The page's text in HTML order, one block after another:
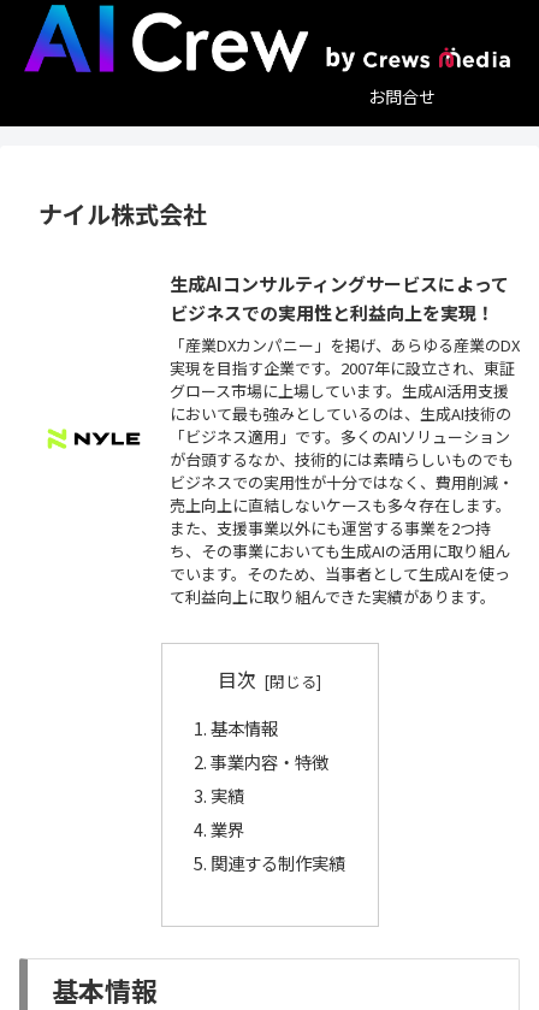
お問合せ
ナイル株式会社
生成AIコンサルティングサービスによって
ビジネスでの実用性と利益向上を実現！
「産業DXカンパニー」を掲げ、あらゆる産業のDX
実現を目指す企業です。2007年に設立され、東証
グロース市場に上場しています。生成AI活用支援
において最も強みとしているのは、生成AI技術の
「ビジネス適用」です。多くのAIソリューション
が台頭するなか、技術的には素晴らしいものでも
ビジネスでの実用性が十分ではなく、費用削減・
売上向上に直結しないケースも多々存在します。
また、支援事業以外にも運営する事業を2つ持
ち、その事業においても生成AIの活用に取り組ん
でいます。そのため、当事者として生成AIを使っ
て利益向上に取り組んできた実績があります。
目次
基本情報
事業内容・特徴
実績
業界
関連する制作実績
基本情報